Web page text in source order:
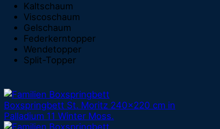
Kaltschaum
Viscoschaum
Gelschaum
Federkerntopper
Wendetopper
Split-Topper
Boxspringbett St. Moritz 240x220 cm in
Palladium 11 Winter Moss.